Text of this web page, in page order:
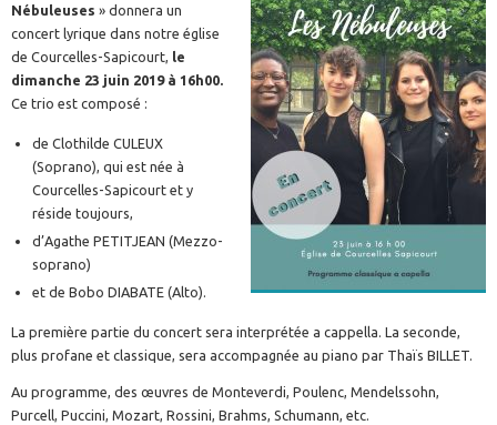
Nébuleuses » donnera un
concert lyrique dans notre église
de Courcelles-Sapicourt, le
dimanche 23 juin 2019 à 16h00.
Ce trio est composé :
de Clothilde CULEUX
(Soprano), qui est née à
Courcelles-Sapicourt et y
réside toujours,
d’Agathe PETITJEAN (Mezzo-
soprano)
et de Bobo DIABATE (Alto).
La première partie du concert sera interprétée a cappella. La seconde,
plus profane et classique, sera accompagnée au piano par Thaïs BILLET.
Au programme, des œuvres de Monteverdi, Poulenc, Mendelssohn,
Purcell, Puccini, Mozart, Rossini, Brahms, Schumann, etc.